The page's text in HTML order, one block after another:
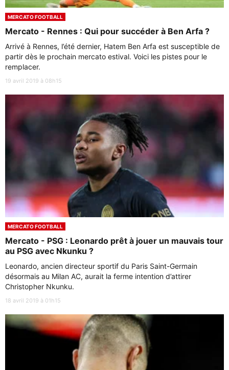
MERCATO FOOTBALL
Mercato - Rennes : Qui pour succéder à Ben Arfa ?
Arrivé à Rennes, l’été dernier, Hatem Ben Arfa est susceptible de
partir dès le prochain mercato estival. Voici les pistes pour le
remplacer.
19 avril 2019 à 08h15
MERCATO FOOTBALL
Mercato - PSG : Leonardo prêt à jouer un mauvais tour
au PSG avec Nkunku ?
Leonardo, ancien directeur sportif du Paris Saint-Germain
désormais au Milan AC, aurait la ferme intention d’attirer
Christopher Nkunku.
18 avril 2019 à 01h15